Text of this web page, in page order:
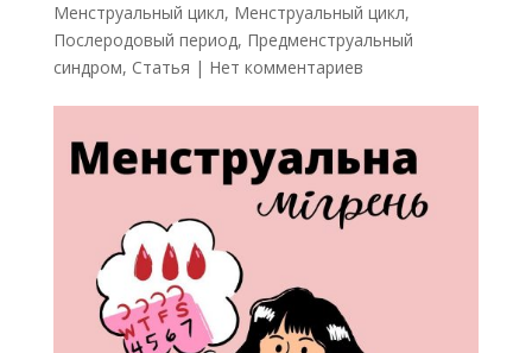
Менструальный цикл, Менструальный цикл,
Послеродовый период, Предменструальный
синдром, Статья | Нет комментариев